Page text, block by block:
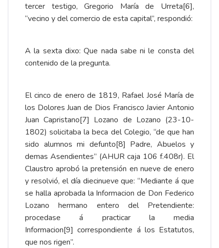
tercer testigo, Gregorio María de Urreta[6],
“vecino y del comercio de esta capital”, respondió:
A la sexta dixo: Que nada sabe ni le consta del
contenido de la pregunta.
El cinco de enero de 1819, Rafael José María de
los Dolores Juan de Dios Francisco Javier Antonio
Juan Capristano[7] Lozano de Lozano (23-10-
1802) solicitaba la beca del Colegio, “de que han
sido alumnos mi defunto[8] Padre, Abuelos y
demas Asendientes” (AHUR caja 106 f.408r). El
Claustro aprobó la pretensión en nueve de enero
y resolvió, el día diecinueve que: “Mediante á que
se halla aprobada la Informacion de Don Federico
Lozano hermano entero del Pretendiente:
procedase á practicar la media
Informacion[9] correspondiente á los Estatutos,
que nos rigen”.